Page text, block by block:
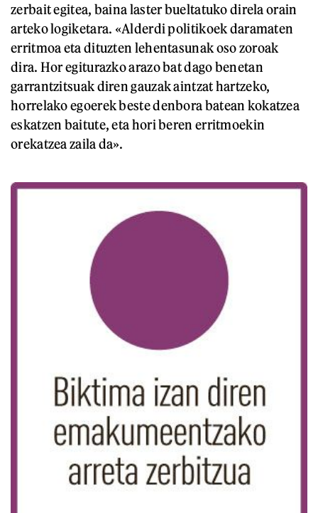
zerbait egitea, baina laster bueltatuko direla orain
arteko logiketara. «Alderdi politikoek daramaten
erritmoa eta dituzten lehentasunak oso zoroak
dira. Hor egiturazko arazo bat dago benetan
garrantzitsuak diren gauzak aintzat hartzeko,
horrelako egoerek beste denbora batean kokatzea
eskatzen baitute, eta hori beren erritmoekin
orekatzea zaila da».